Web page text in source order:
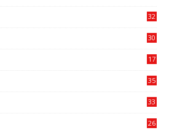
32
30
17
35
33
26